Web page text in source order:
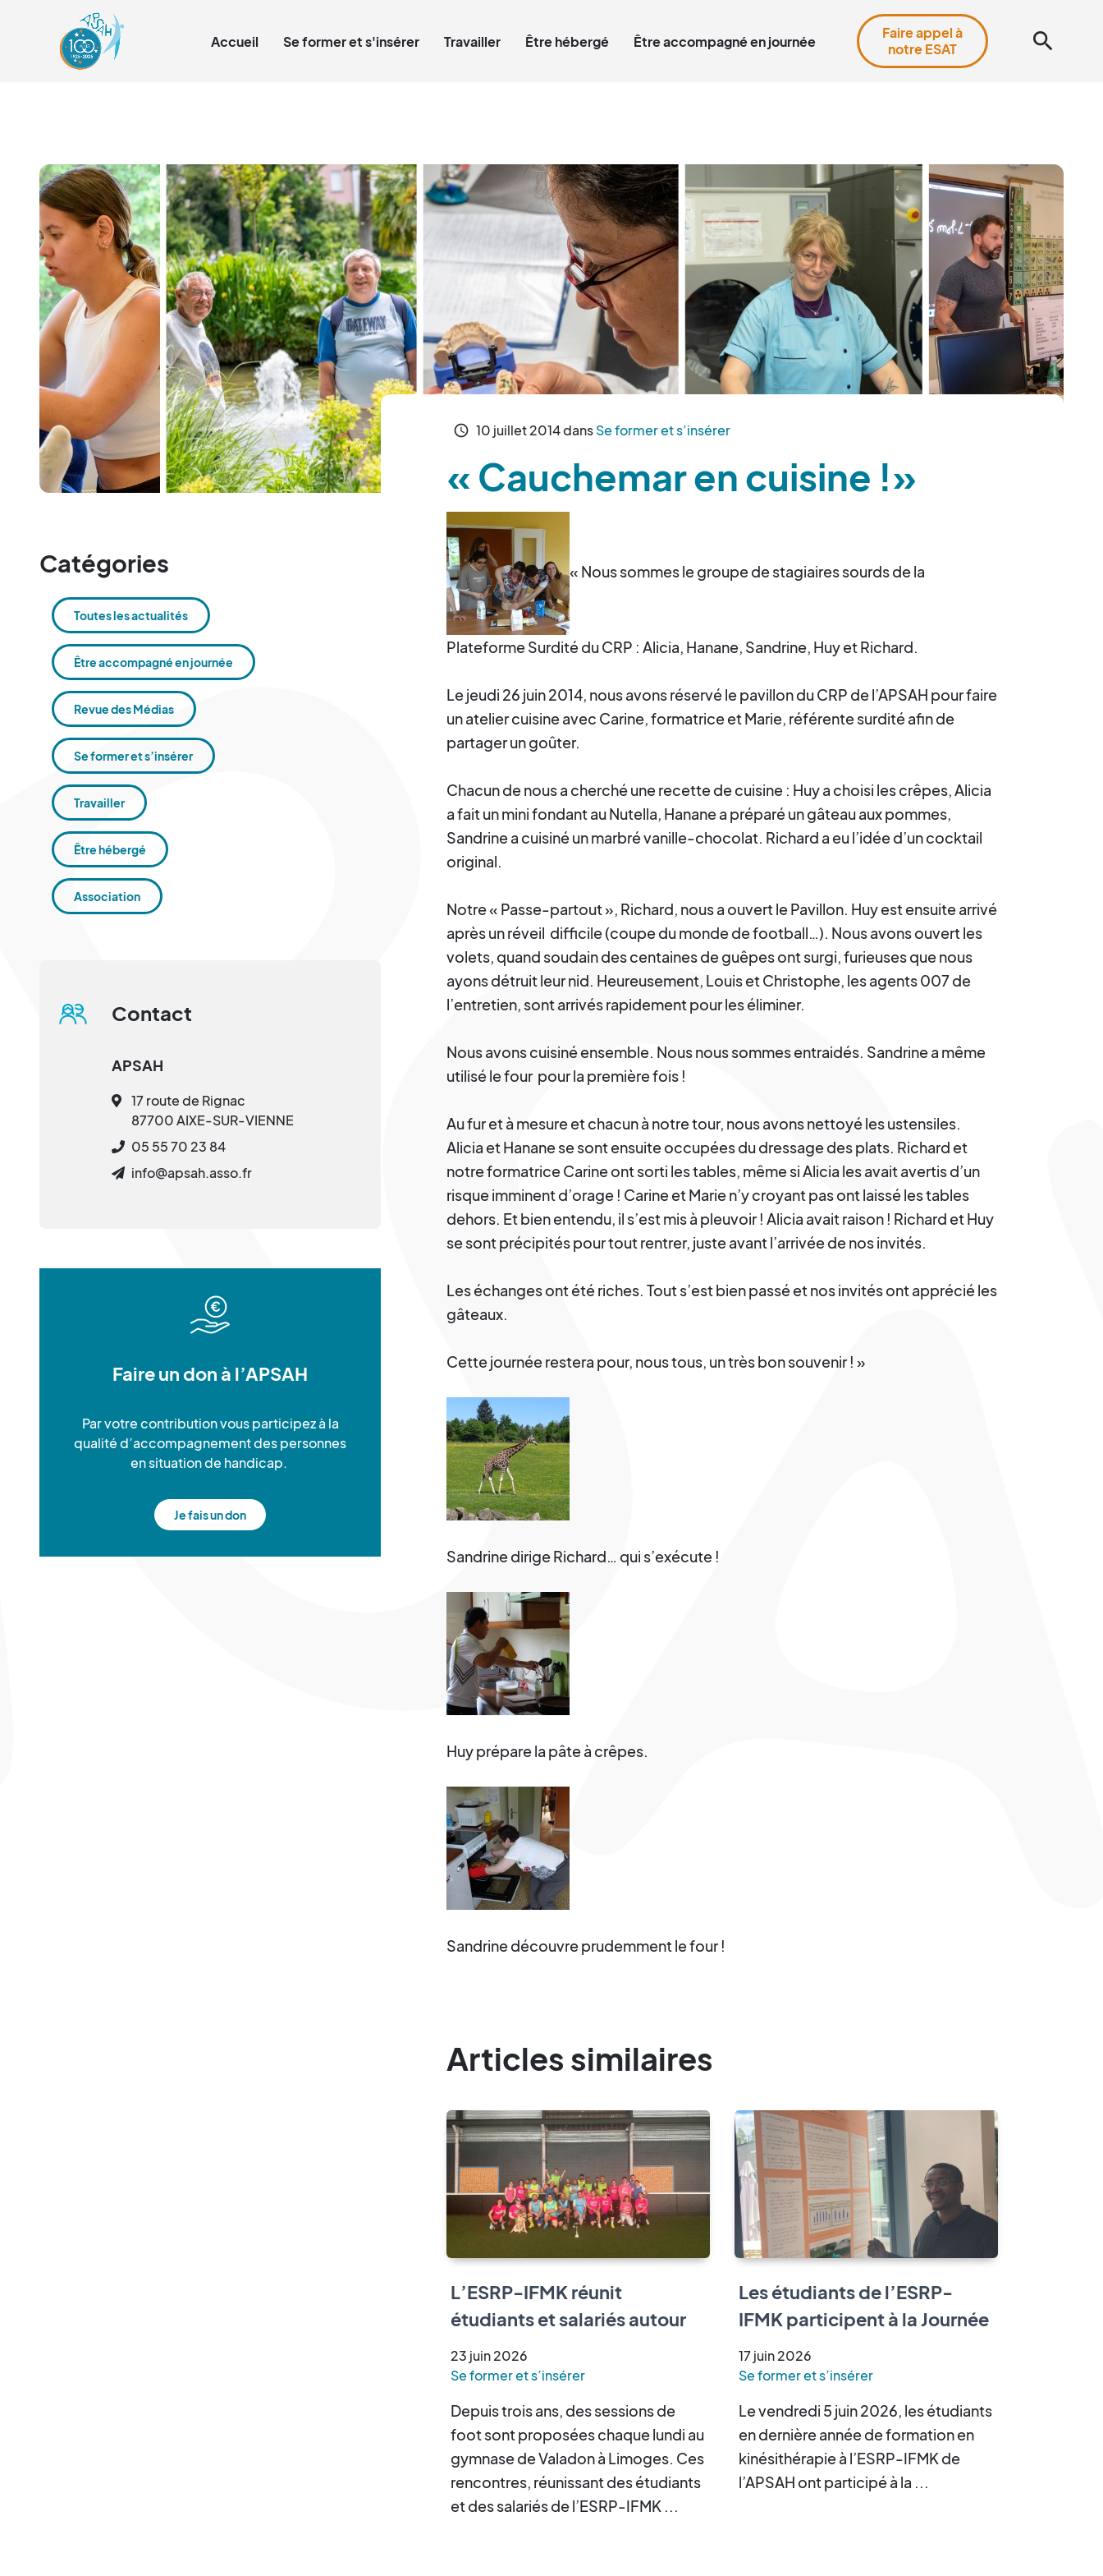
Accueil Se former et s'insérer Travailler Être hébergé Être accompagné en journée
Faire appel à
notre ESAT
search
schedule 10 juillet2014dansSe former et s’insérer
« Cauchemar en cuisine !»
« Nous sommes le groupe de stagiaires sourds de la
Plateforme Surdité du CRP : Alicia, Hanane, Sandrine, Huy et Richard.
Le jeudi 26 juin 2014, nous avons réservé le pavillon du CRP de l’APSAH pour faire
un atelier cuisine avec Carine, formatrice et Marie, référente surdité afin de
partager un goûter.
Chacun de nous a cherché une recette de cuisine : Huy a choisi les crêpes, Alicia
a fait un mini fondant au Nutella, Hanane a préparé un gâteau aux pommes,
Sandrine a cuisiné un marbré vanille-chocolat. Richard a eu l’idée d’un cocktail
original.
Notre « Passe-partout », Richard, nous a ouvert le Pavillon. Huy est ensuite arrivé
après un réveil difficile (coupe du monde de football…). Nous avons ouvert les
volets, quand soudain des centaines de guêpes ont surgi, furieuses que nous
ayons détruit leur nid. Heureusement, Louis et Christophe, les agents 007 de
l’entretien, sont arrivés rapidement pour les éliminer.
Nous avons cuisiné ensemble. Nous nous sommes entraidés. Sandrine a même
utilisé le four pour la première fois !
Au fur et à mesure et chacun à notre tour, nous avons nettoyé les ustensiles.
Alicia et Hanane se sont ensuite occupées du dressage des plats. Richard et
notre formatrice Carine ont sorti les tables, même si Alicia les avait avertis d’un
risque imminent d’orage ! Carine et Marie n’y croyant pas ont laissé les tables
dehors. Et bien entendu, il s’est mis à pleuvoir ! Alicia avait raison ! Richard et Huy
se sont précipités pour tout rentrer, juste avant l’arrivée de nos invités.
Les échanges ont été riches. Tout s’est bien passé et nos invités ont apprécié les
gâteaux.
Cette journée restera pour, nous tous, un très bon souvenir ! »
Sandrine dirige Richard… qui s’exécute !
Huy prépare la pâte à crêpes.
Sandrine découvre prudemment le four !
Articles similaires
L’ESRP-IFMK réunit
étudiants et salariés autour
d’un tournoi de cécifoot
23 juin2026
Se former et s’insérer
Depuis trois ans, des sessions de
foot sont proposées chaque lundi au
gymnase de Valadon à Limoges. Ces
rencontres, réunissant des étudiants
et des salariés de l’ESRP-IFMK ...
Les étudiants de l’ESRP-
IFMK participent à la Journée
Scientifique des Sciences de
la Réadaptation
17juin2026
Se former et s’insérer
Le vendredi 5 juin 2026, les étudiants
en dernière année de formation en
kinésithérapie à l’ESRP-IFMK de
l’APSAH ont participé à la ...
Catégories
Toutes les actualités
Être accompagné en journée
Revue des Médias
Se former et s’insérer
Travailler
Être hébergé
Association
Contact
APSAH
17 route de Rignac
87700 AIXE-SUR-VIENNE
05 55 70 23 84
info@apsah.asso.fr
Faire un don à l’APSAH
Par votre contribution vous participez à la
qualité d’accompagnement des personnes
en situation de handicap.
Je fais un don